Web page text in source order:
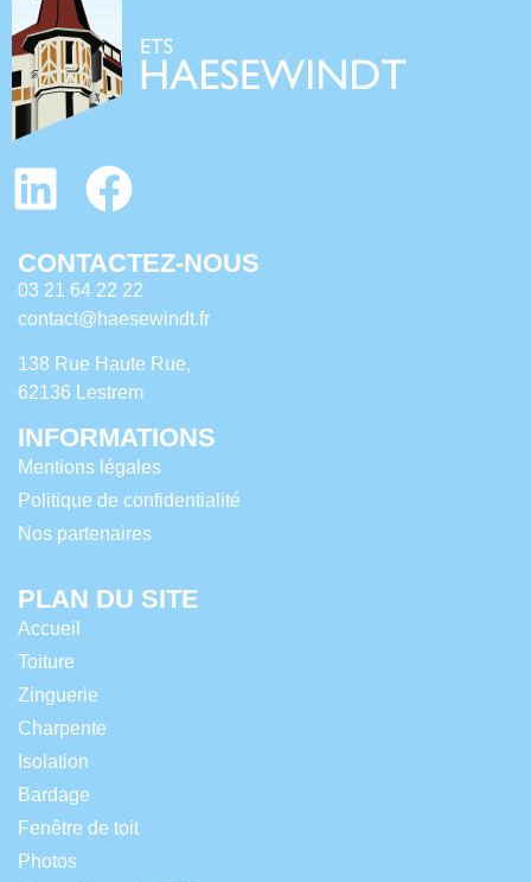
CONTACTEZ-NOUS
03 21 64 22 22
contact@haesewindt.fr
138 Rue Haute Rue,
62136 Lestrem
INFORMATIONS
Mentions légales
Politique de confidentialité
Nos partenaires
PLAN DU SITE
Accueil
Toiture
Zinguerie
Charpente
Isolation
Bardage
Fenêtre de toit
Photos